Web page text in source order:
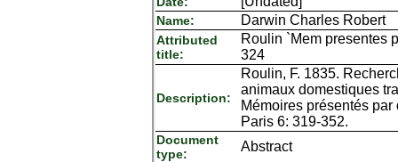
Name: Darwin Charles Robert
Attributed
title:
Roulin `Mem presentes
324
Description:
Roulin, F. 1835.
animaux domestiques
Mémoires présentés
Paris 6: 319-352.
Document
type:
Abstract